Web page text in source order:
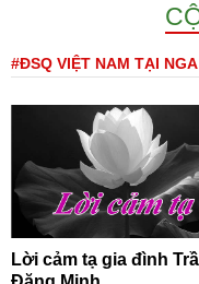
#ĐSQ VIỆT NAM TẠI NGA
Lời cảm tạ gia đình